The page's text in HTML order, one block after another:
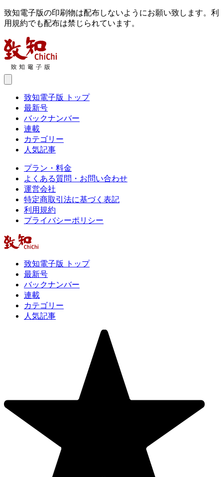
致知電子版の印刷物は配布しないようにお願い致します。利
用規約でも配布は禁じられています。
致知電子版 トップ
最新号
バックナンバー
連載
カテゴリー
人気記事
プラン・料金
よくある質問・お問い合わせ
運営会社
特定商取引法に基づく表記
利用規約
プライバシーポリシー
致知電子版 トップ
最新号
バックナンバー
連載
カテゴリー
人気記事